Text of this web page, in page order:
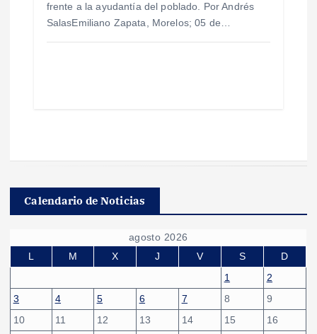
frente a la ayudantía del poblado. Por Andrés
SalasEmiliano Zapata, Morelos; 05 de…
Calendario de Noticias
agosto 2026
L
M X J V S
D
1
2
3
4 5 6 7 8
9
10
11 12 13 14 15
16